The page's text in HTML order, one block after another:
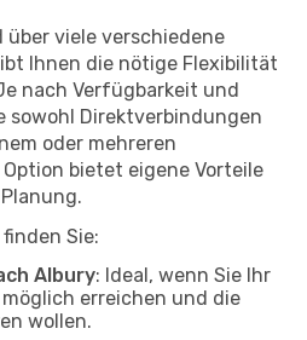
über viele verschiedene
Ihnen die nötige Flexibilität
nach Verfügbarkeit und
sowohl Direktverbindungen
oder mehreren
bietet eigene Vorteile
Sie:
Albury: Ideal, wenn Sie Ihr
erreichen und die
wollen.